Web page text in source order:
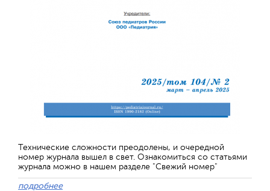
Технические сложности преодолены, и очередной
номер журнала вышел в свет. Ознакомиться со статьями
журнала можно в нашем разделе "Свежий номер"
подробнее